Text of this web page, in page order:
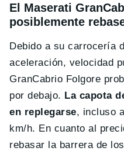
El Maserati
posiblemente
Debido a su carrocería
aceleración, velocidad
GranCabrio Folgore
por debajo. La capota
en replegarse, incluso
km/h. En cuanto al
rebasar la barrera de